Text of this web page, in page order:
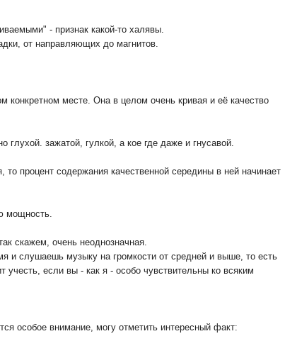
- признак какой-то халявы.
от направляющих до магнитов.
конкретном месте. Она в целом очень кривая и её качество
глухой. зажатой, гулкой, а кое где даже и гнусавой.
процент содержания качественной середины в ней начинает
мощность.
скажем, очень неоднозначная.
и слушаешь музыку на громкости от средней и выше, то есть
если вы - как я - особо чувствительны ко всяким
особое внимание, могу отметить интересный факт: